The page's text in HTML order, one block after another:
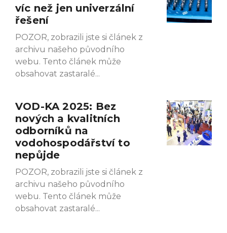
víc než jen univerzální
řešení
POZOR, zobrazili jste si článek z
archivu našeho původního
webu. Tento článek může
obsahovat zastaralé
VOD-KA 2025: Bez
nových a kvalitních
odborníků na
vodohospodářství to
nepůjde
POZOR, zobrazili jste si článek z
archivu našeho původního
webu. Tento článek může
obsahovat zastaralé